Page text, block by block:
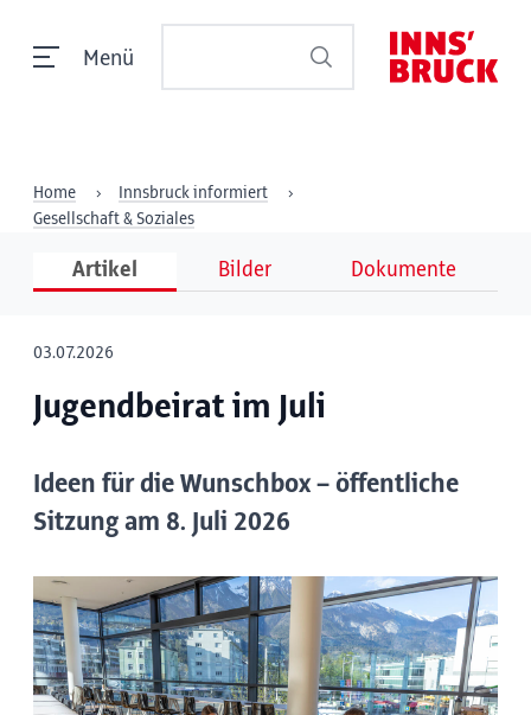
Menü
Home
Innsbruck informiert
Gesellschaft & Soziales
Artikel Bilder Dokumente
03.07.2026
Jugendbeirat im Juli
Ideen für die Wunschbox – öffentliche
Sitzung am 8. Juli 2026